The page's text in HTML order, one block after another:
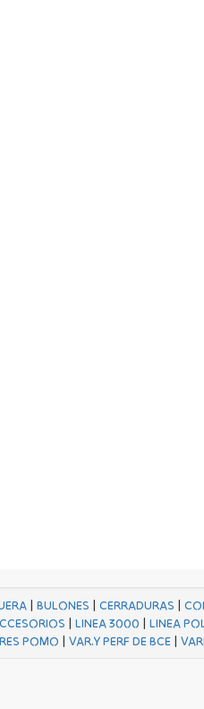
| BULONES | CERRADURAS |
|LINEA 3000 |LINEA
POMO | VAR.Y PERF DE BCE|